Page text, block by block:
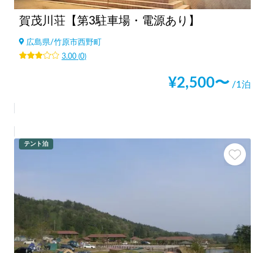
賀茂川荘【第3駐車場・電源あり】
広島県/竹原市西野町
3.00(0)
¥2,500〜 /1泊
テント泊